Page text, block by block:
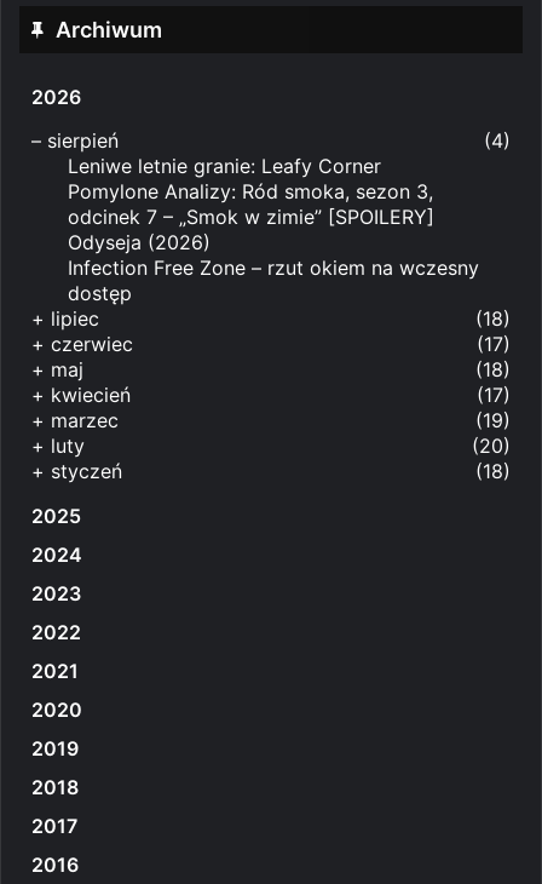
Archiwum
2026
– sierpień
(4)
Leniwe letnie granie: Leafy Corner
Pomylone Analizy: Ród smoka, sezon 3,
odcinek 7 – „Smok w zimie” [SPOILERY]
Odyseja (2026)
Infection Free Zone – rzut okiem na wczesny
dostęp
+ lipiec
(18)
+ czerwiec
(17)
+ maj
(18)
+ kwiecień
(17)
+ marzec
(19)
+ luty
(20)
+ styczeń
(18)
2025
2024
2023
2022
2021
2020
2019
2018
2017
2016